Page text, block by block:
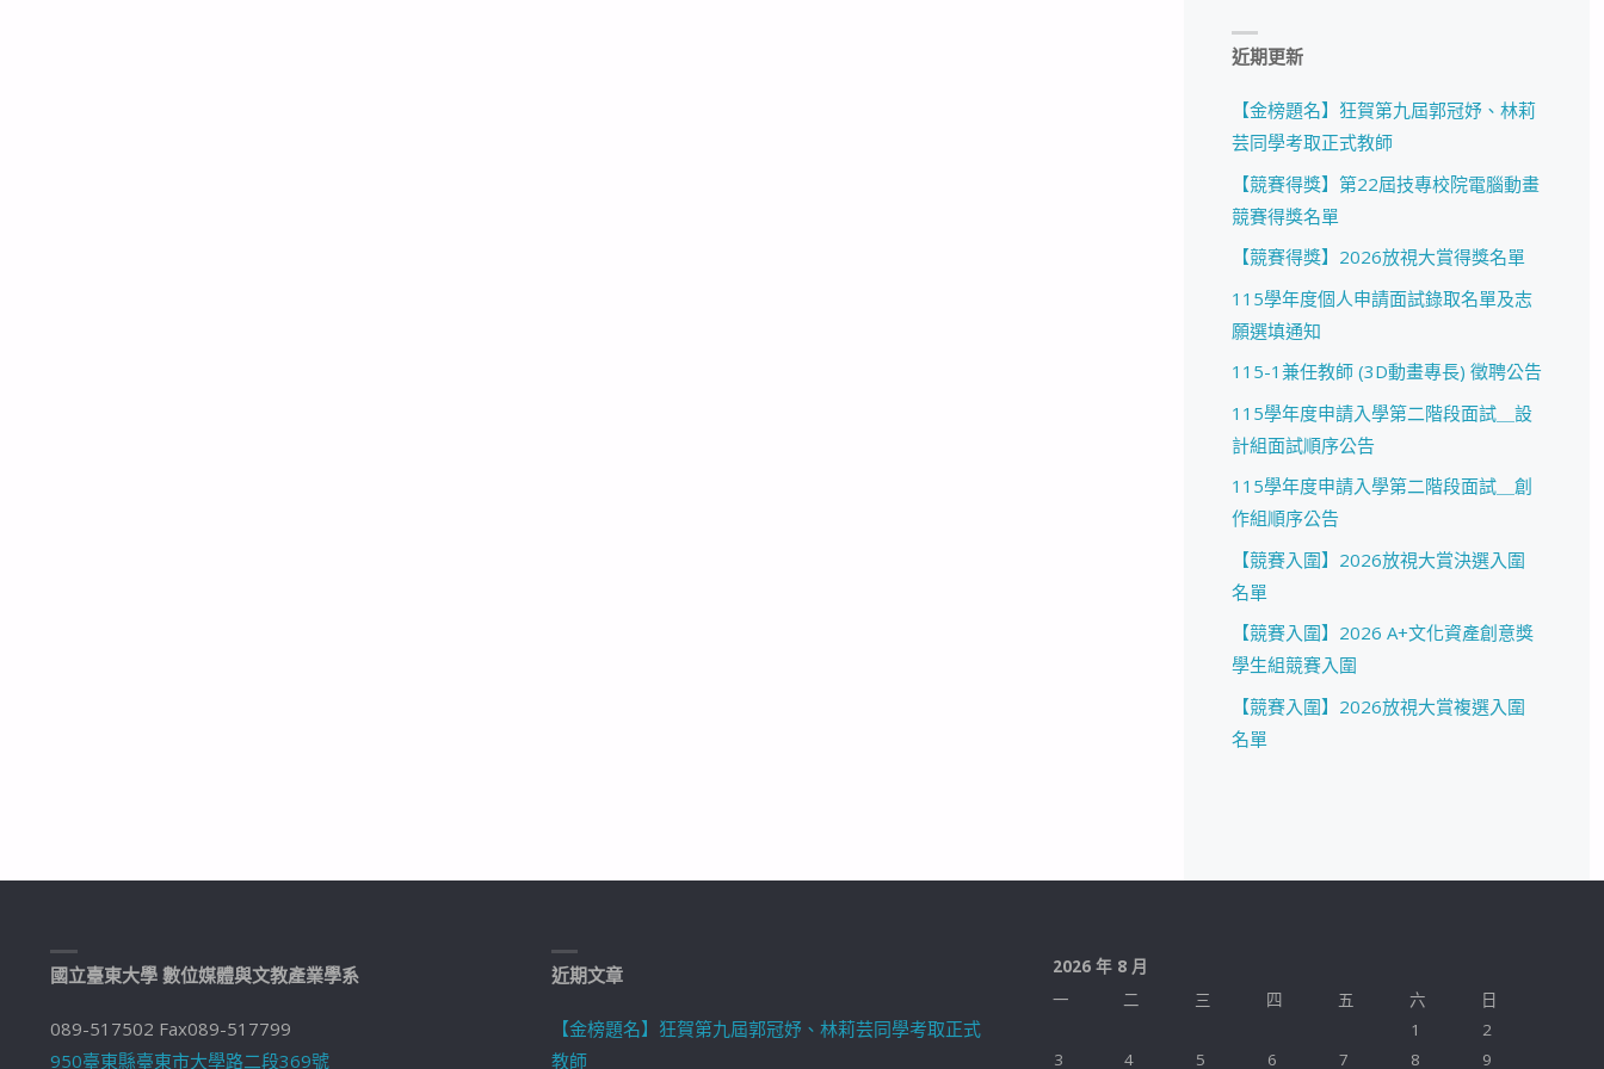
近期更新
【金榜題名】狂賀第九屆郭冠妤、林莉
芸同學考取正式教師
【競賽得獎】第22屆技專校院電腦動畫
競賽得獎名單
【競賽得獎】2026放視大賞得獎名單
115學年度個人申請面試錄取名單及志
願選填通知
115-1兼任教師 (3D動畫專長) 徵聘公告
115學年度申請入學第二階段面試＿設
計組面試順序公告
115學年度申請入學第二階段面試＿創
作組順序公告
【競賽入圍】2026放視大賞決選入圍
名單
【競賽入圍】2026 A+文化資產創意獎
學生組競賽入圍
【競賽入圍】2026放視大賞複選入圍
名單
國立臺東大學 數位媒體與文教產業學系
089-517502 Fax089-517799
950臺東縣臺東市大學路二段369號
近期文章
【金榜題名】狂賀第九屆郭冠妤、林莉芸同學考取正式
教師
2026 年 8 月
一
二 三 四 五 六
日
1
2
3
4 5 6 7 8 9